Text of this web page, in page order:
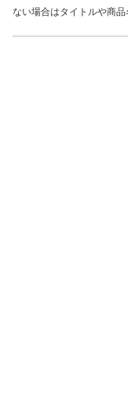
ない場合はタイトルや商品